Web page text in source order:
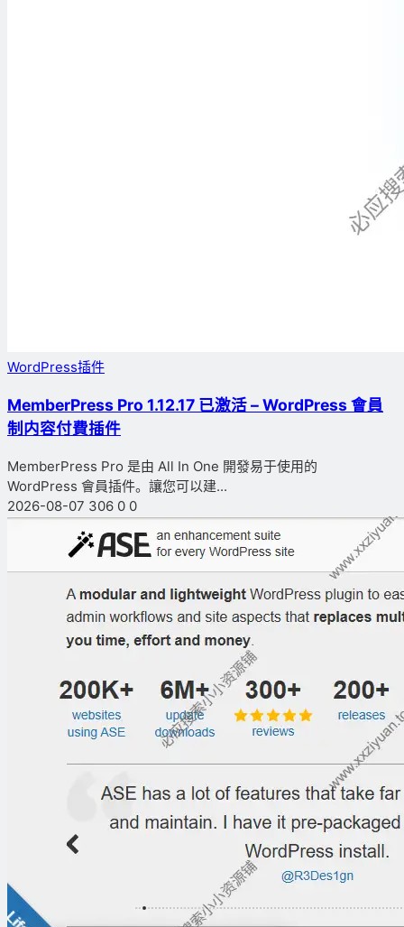
WordPress插件
MemberPress Pro 1.12.17 已激活 – WordPress 會員
制内容付費插件
MemberPress Pro 是由 All In One 開發易于使用的
WordPress 會員插件。讓您可以建...
2026-08-07 306 0 0